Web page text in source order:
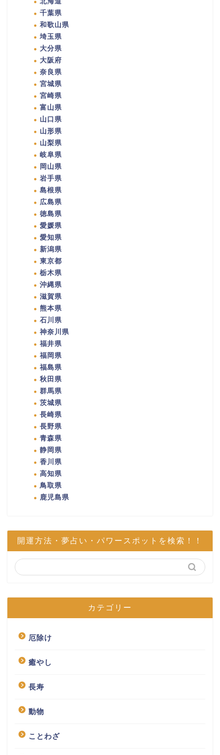
千葉県
和歌山県
埼玉県
大分県
大阪府
奈良県
宮城県
宮崎県
富山県
山口県
山形県
山梨県
岐阜県
岡山県
岩手県
島根県
広島県
徳島県
愛媛県
愛知県
新潟県
東京都
栃木県
沖縄県
滋賀県
熊本県
石川県
神奈川県
福井県
福岡県
福島県
秋田県
群馬県
茨城県
長崎県
長野県
青森県
静岡県
香川県
高知県
鳥取県
鹿児島県
開運方法・夢占い・パワースポットを検索！！
カテゴリー
厄除け
癒やし
長寿
動物
ことわざ